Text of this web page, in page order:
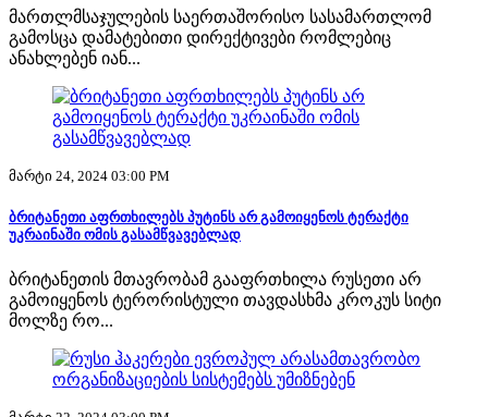
მართლმსაჯულების საერთაშორისო სასამართლომ
გამოსცა დამატებითი დირექტივები რომლებიც
ანახლებენ იან...
მარტი 24, 2024 03:00 PM
ბრიტანეთი აფრთხილებს პუტინს არ გამოიყენოს ტერაქტი
უკრაინაში ომის გასამწვავებლად
ბრიტანეთის მთავრობამ გააფრთხილა რუსეთი არ
გამოიყენოს ტერორისტული თავდასხმა კროკუს სიტი
მოლზე რო...